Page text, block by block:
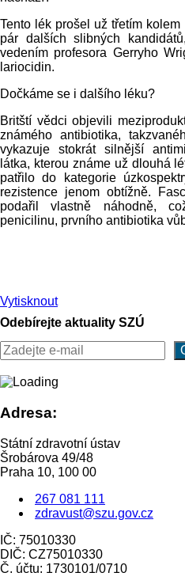
Tento lék prošel už třetím
pár dalších slibných
vedením profesora Gerryho
lariocidin.
Dočkáme se i dalšího léku?
Britští vědci objevili
známého antibiotika,
vykazuje stokrát silnější
látka, kterou známe už dlouhá
patřilo do kategorie
rezistence jenom obtížně.
podařil vlastně náhodně,
penicilinu, prvního antibiotika
Vytisknout
Odebírejte aktuality SZÚ
Adresa:
Státní zdravotní ústav
Šrobárova 49/48
Praha 10, 100 00
267 081 111
zdravust@szu.gov.cz
IČ: 75010330
DIČ: CZ75010330
Č. účtu: 1730101/0710